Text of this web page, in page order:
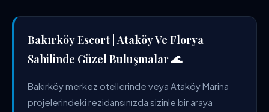
Bakırköy Escort | Ataköy Ve Florya
Sahilinde Güzel Buluşmalar 🌊
Bakırköy merkez otellerinde veya Ataköy Marina
projelerindeki rezidansınızda sizinle bir araya